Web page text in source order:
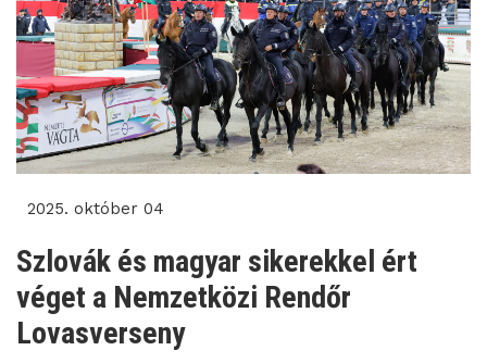
2025. október 04
Szlovák és magyar sikerekkel ért
véget a Nemzetközi Rendőr
Lovasverseny